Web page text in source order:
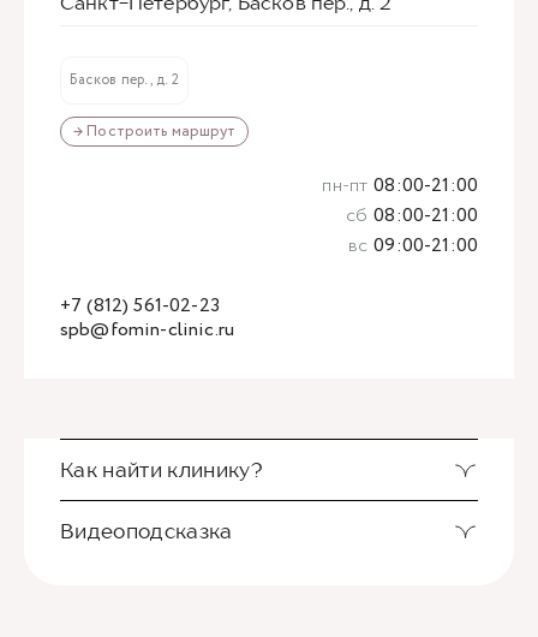
Басков пер., д. 2
→ Построить маршрут
spb@fomin-clinic.ru
+7 (812) 561-02-23
пн-пт 08:00-21:00
сб 08:00-21:00
вс 09:00-21:00
Как найти клинику?
Видеоподсказка